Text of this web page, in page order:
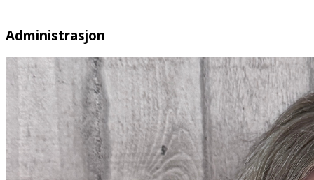
Administrasjon